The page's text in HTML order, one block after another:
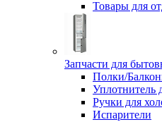
Товары для
Запчасти для
Полки/
Уплотнитель
Ручки для
Испарители